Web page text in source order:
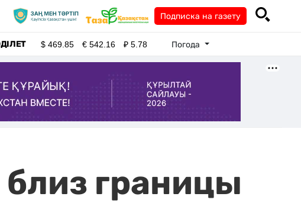
Подписка на газету
$469.85 €542.16 ₽5.78 Погода
границы